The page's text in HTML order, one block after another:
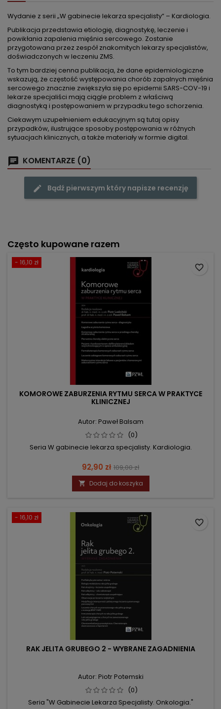
Wydanie z serii „W gabinecie lekarza specjalisty” – Kardiologia.
Publikacja przedstawia etiologię, diagnostykę, leczenie i
powikłania zapalenia mięśnia sercowego. Zostanie
przygotowana przez zespół znakomitych lekarzy specjalistów,
doświadczonych w leczeniu ZMS.
To tym bardziej cenna publikacja, że dane epidemiologiczne
wskazują, że częstość występowania chorób zapalnych mięśnia
sercowego znacznie zwiększyła się po epidemii SARS-COV-19 i
lekarze specjaliści mają ciągle problem z właściwą
diagnostyką i postępowaniem w przypadku tego schorzenia.
Ciekawym uzupełnieniem edukacyjnym są tutaj opisy
przypadków, ilustrujące sposoby postępowania w różnych
sytuacjach klinicznych, a także materiały w formie digital.
KOMENTARZE (0)
Bądź pierwszym który napisze recenzję
Często kupowane razem
- 16,10 zł
KOMOROWE ZABURZENIA RYTMU SERCA W PRAKTYCE
KLINICZNEJ
Autor: Paweł Balsam
(0)
Seria W gabinecie lekarza specjalisty. Kardiologia.
Cena
92,90 zł Cena
podstawowa
109,00 zł
 Dodaj do koszyka
favorite_border
- 16,10 zł
RAK JELITA GRUBEGO 2 - WYBRANE ZAGADNIENIA
Autor: Piotr Potemski
(0)
Seria "W Gabinecie Lekarza Specjalisty. Onkologia."
favorite_border